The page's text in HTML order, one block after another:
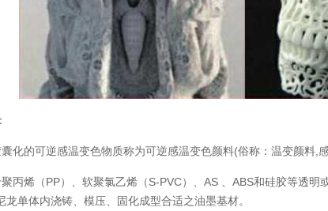
化的可逆感温变色物质称为可逆感温变色颜料(俗称：温变颜料,
丙烯（PP）、软聚氯乙烯（S-PVC）、AS 、ABS和硅胶等透
单体内浇铸、模压、固化成型合适之油墨基材。